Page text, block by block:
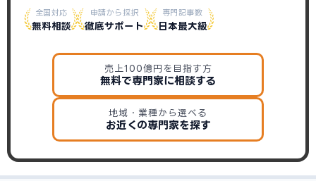
全国対応
無料相談
申請から採択
徹底サポート
専門記事数
日本最大級
売上100億円を目指す方
無料で専門家に相談する
地域・業種から選べる
お近くの専門家を探す